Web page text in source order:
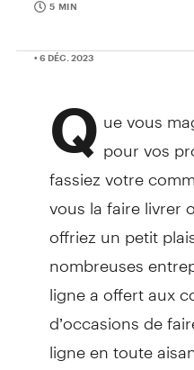
5 MIN
• 6 DÉC. 2023
Q ue vous
pour vos
fassiez votre
vous la faire livrer
offriez un petit
nombreuses
ligne a offert aux
d’occasions de
ligne en toute